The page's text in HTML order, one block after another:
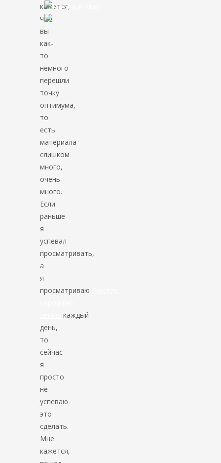
кажется,
что
вы
как-
то
немного
перешли
точку
оптимума,
то
есть
материала
слишком
много,
очень
много.
Если
раньше
я
успевал
просматривать,
а
я
просматриваю
каждый
день,
то
сейчас
я
просто
не
успеваю
это
сделать.
Мне
кажется,